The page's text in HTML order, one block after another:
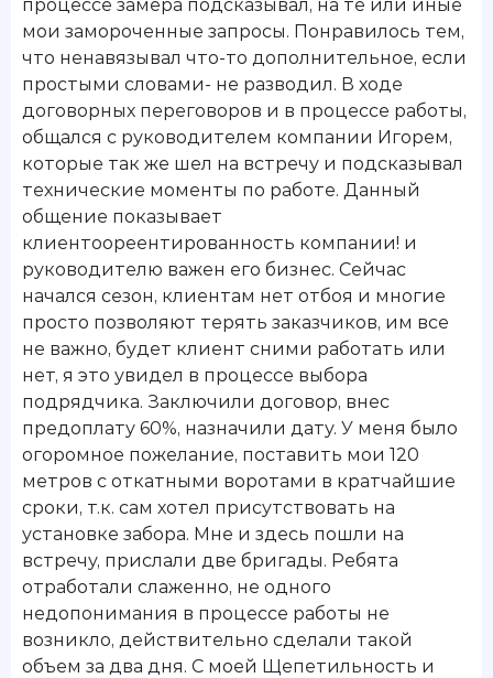
процессе замера подсказывал, на те или иные
мои замороченные запросы. Понравилось тем,
что ненавязывал что-то дополнительное, если
простыми словами- не разводил. В ходе
договорных переговоров и в процессе работы,
общался с руководителем компании Игорем,
которые так же шел на встречу и подсказывал
технические моменты по работе. Данный
общение показывает
клиентоореентированность компании! и
руководителю важен его бизнес. Сейчас
начался сезон, клиентам нет отбоя и многие
просто позволяют терять заказчиков, им все
не важно, будет клиент сними работать или
нет, я это увидел в процессе выбора
подрядчика. Заключили договор, внес
предоплату 60%, назначили дату. У меня было
огоромное пожелание, поставить мои 120
метров с откатными воротами в кратчайшие
сроки, т.к. сам хотел присутствовать на
установке забора. Мне и здесь пошли на
встречу, прислали две бригады. Ребята
отработали слаженно, не одного
недопонимания в процессе работы не
возникло, действительно сделали такой
объем за два дня. С моей Щепетильность и